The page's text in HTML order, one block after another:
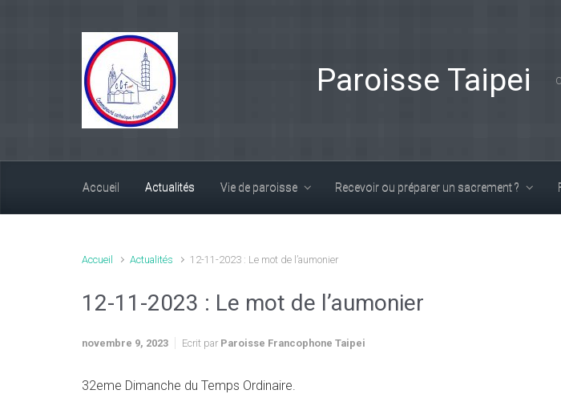
Paroisse Taipei
Accueil Actualités Vie de paroisse Recevoir ou préparer un sacrement ?
Accueil Actualités 12-11-2023 : Le mot de l’aumonier
12-11-2023 : Le mot de l’aumonier
novembre 9, 2023 Ecrit par Paroisse Francophone Taipei
32eme Dimanche du Temps Ordinaire.